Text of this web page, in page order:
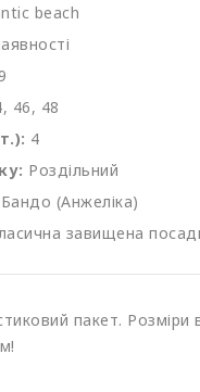
beach
46, 48
4
Роздільний
Бандо (Анжеліка)
завищена
пакет. Розміри